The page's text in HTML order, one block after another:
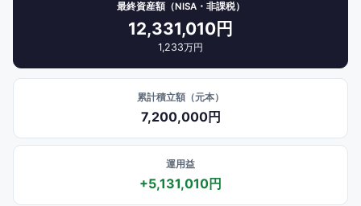
最終資産額（NISA・非課税）
12,331,010円
1,233万円
累計積立額（元本）
7,200,000円
運用益
+5,131,010円